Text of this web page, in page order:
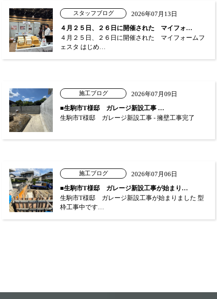
スタッフブログ
2026年07月13日
４月２５日、２６日に開催された マイフォ…
４月２５日、２６日に開催された マイフォームフ
ェスタ はじめ…
施工ブログ
2026年07月09日
■生駒市T様邸 ガレージ新設工事 …
生駒市T様邸 ガレージ新設工事 - 擁壁工事完了
施工ブログ
2026年07月06日
■生駒市T様邸 ガレージ新設工事が始まり…
生駒市T様邸 ガレージ新設工事が始まりました 型
枠工事中です…